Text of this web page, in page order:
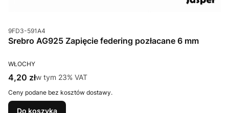
Kod produktu
9FD3-591A4
Srebro AG925 Zapięcie federing pozłacane 6 mm
PRODUCENT
WŁOCHY
Cena brutto
4,20 złw tym %s VAT
w tym 23% VAT
Ceny podane bez kosztów dostawy.
Do koszyka